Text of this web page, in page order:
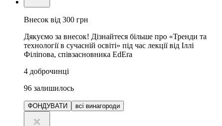
Внесок від 300 грн
Дякуємо за внесок! Дізнайтеся більше про «Тренди та
технології в сучасній освіті» під час лекції від Іллі
Філіпова, співзасновника EdEra
4 доброчинці
96 залишилось
ФОНДУВАТИ всі винагороди